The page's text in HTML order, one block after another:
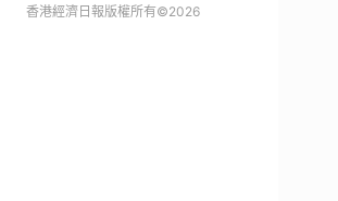
香港經濟日報版權所有©2026